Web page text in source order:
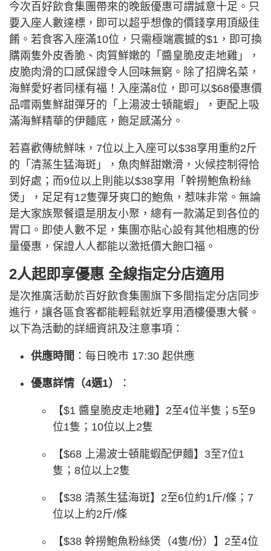
今次百好飲食集團帶來的晚飯優惠可謂誠意十足。只
要入座人數達標，即可以超乎想像的價錢享用頂級佳
餚。若食客入座滿10位，只需極端震撼的$1，即可換
購兩隻外皮香脆、肉質鮮嫩的「醬皇脆皮走地雞」，
皮脆肉滑的口感保證令人回味無窮。除了招牌名菜，
海鮮愛好者同樣有福！入座滿8位，即可以$68優惠價
品嚐兩隻鮮甜彈牙的「上湯波士頓龍蝦」，更配上吸
滿海鮮精華的伊麵底，飽足感滿分。
若喜歡傳統鮮味，7位以上入座可以$38享用重約2斤
的「清蒸生猛海斑」，魚肉鮮甜嫩滑，火候控制得恰
到好處；而9位以上則能以$38享用「幹撈鮑魚粉絲
煲」，足足有12隻彈牙爽口的鮑魚，惹味非常。無論
是大家族聚餐還是朋友小聚，總有一款滿足到各位的
胃口。即使人數不足，集團亦貼心設有其他相應的份
量優惠，保證人人都能以激抵價大飽口福。
2人起即享優惠 全線指定分店適用
是次推廣活動於百好飲食集團旗下多間指定分店同步
進行，讓各區食客都能輕鬆就近享用酒樓優惠大餐。
以下為活動的詳細資訊及注意事項：
供應時間 ：每日晚市 17:30 起供應
優惠詳情（4選1） ：
【$1 醬皇脆皮走地雞】2至4位半隻；5至9
位1隻；10位以上2隻
【$68 上湯波士頓龍蝦配伊麵】3至7位1
隻；8位以上2隻
【$38 清蒸生猛海斑】2至6位約1斤/條；7
位以上約2斤/條
【$38 幹撈鮑魚粉絲煲（4隻/份）】2至4位